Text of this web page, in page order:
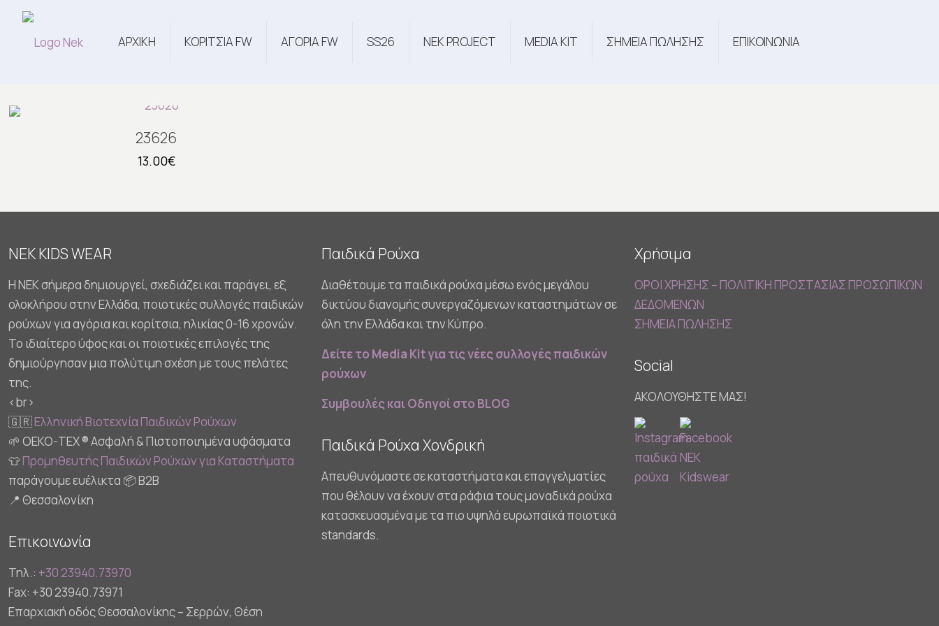
ΑΡΧΙΚΗ ΚΟΡΙΤΣΙΑ FW ΑΓΟΡΙΑ FW SS26 NEK PROJECT MEDIA KIT ΣΗΜΕΙΑ ΠΩΛΗΣΗΣ ΕΠΙΚΟΙΝΩΝΙΑ
23626
13.00€
NEK KIDS WEAR
Η NEK σήμερα δημιουργεί, σχεδιάζει και παράγει, εξ
ολοκλήρου στην Ελλάδα, ποιοτικές συλλογές παιδικών
ρούχων για αγόρια και κορίτσια, ηλικίας 0-16 χρονών.
Το ιδιαίτερο ύφος και οι ποιοτικές επιλογές της
δημιούργησαν μια πολύτιμη σχέση με τους πελάτες
της.
<br>
🇬🇷Ελληνική Βιοτεχνία Παιδικών Ρούχων
🌱 OEKO-TEX ® Ασφαλή & Πιστοποιημένα υφάσματα
👕Προμηθευτής Παιδικών Ρούχων για Καταστήματα
παράγουμε ευέλικτα 📦 B2B
📍 Θεσσαλονίκη
Επικοινωνία
Τηλ.: +30 23940.73970
Fax: +30 23940.73971
Επαρχιακή οδός Θεσσαλονίκης – Σερρών, Θέση
Παιδικά Ρούχα
Διαθέτουμε τα παιδικά ρούχα μέσω ενός μεγάλου
δικτύου διανομής συνεργαζόμενων καταστημάτων σε
όλη την Ελλάδα και την Κύπρο.
Δείτε το Media Kit για τις νέες συλλογές παιδικών
ρούχων
Συμβουλές και Οδηγοί στο BLOG
Παιδικά Ρούχα Χονδρική
Απευθυνόμαστε σε καταστήματα και επαγγελματίες
που θέλουν να έχουν στα ράφια τους μοναδικά ρούχα
κατασκευασμένα με τα πιο υψηλά ευρωπαϊκά ποιοτικά
standards.
Χρήσιμα
ΟΡΟΙ ΧΡΗΣΗΣ – ΠΟΛΙΤΙΚΗ ΠΡΟΣΤΑΣΙΑΣ ΠΡΟΣΩΠΙΚΩΝ
ΔΕΔΟΜΕΝΩΝ
ΣΗΜΕΙΑ ΠΩΛΗΣΗΣ
Social
ΑΚΟΛΟΥΘΗΣΤΕ ΜΑΣ!